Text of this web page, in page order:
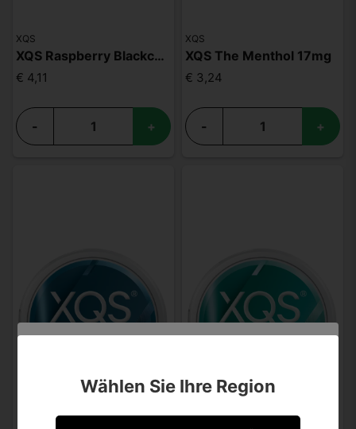
XQS
XQS Raspberry Blackcurrant Slim Strong
€ 4,11
- +
XQS
XQS The Menthol 17mg
€ 3,24
- +
Leider können Sie Ihre Daten nicht selbst ändern.
Wählen Sie Ihre Region